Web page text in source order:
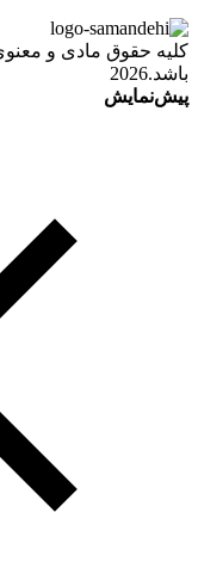
کلیه حقوق مادی و
باشد.2026
پیش‌نمایش